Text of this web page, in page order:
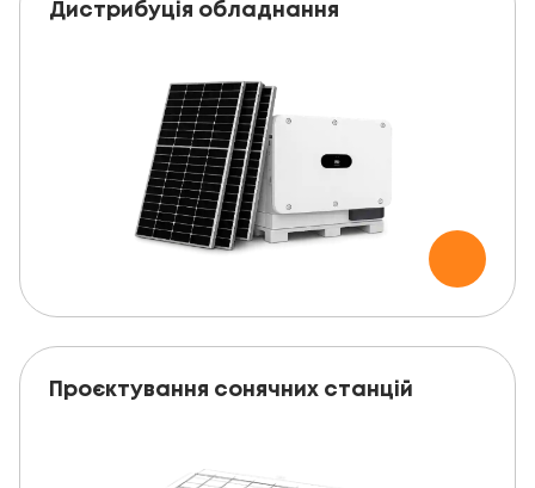
Дистрибуція обладнання
Проєктування сонячних станцій